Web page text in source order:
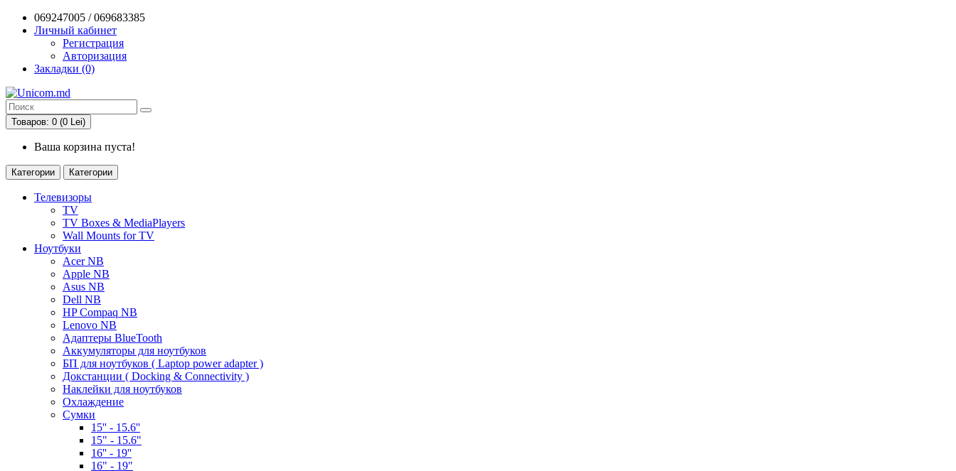
069247005 / 069683385
Личный кабинет
Регистрация
Авторизация
Закладки (0)
Товаров: 0 (0 Lei)
Ваша корзина пуста!
Категории Категории
Телевизоры
TV
TV Boxes & MediaPlayers
Wall Mounts for TV
Ноутбуки
Acer NB
Apple NB
Asus NB
Dell NB
HP Compaq NB
Lenovo NB
Адаптеры BlueTooth
Аккумуляторы для ноутбуков
БП для ноутбуков ( Laptop power adapter )
Докстанции ( Docking & Connectivity )
Наклейки для ноутбуков
Охлаждение
Сумки
15'' - 15.6''
15" - 15.6"
16'' - 19''
16" - 19"